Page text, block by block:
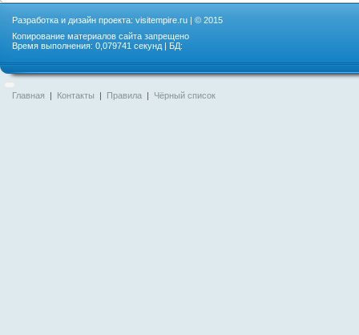
Разработка и дизайн проекта: visitempire.ru | © 2015
Копирование материалов сайта запрещено
Время выполнения: 0,079741 секунд | БД:
Главная | Контакты | Правила | Чёрный список